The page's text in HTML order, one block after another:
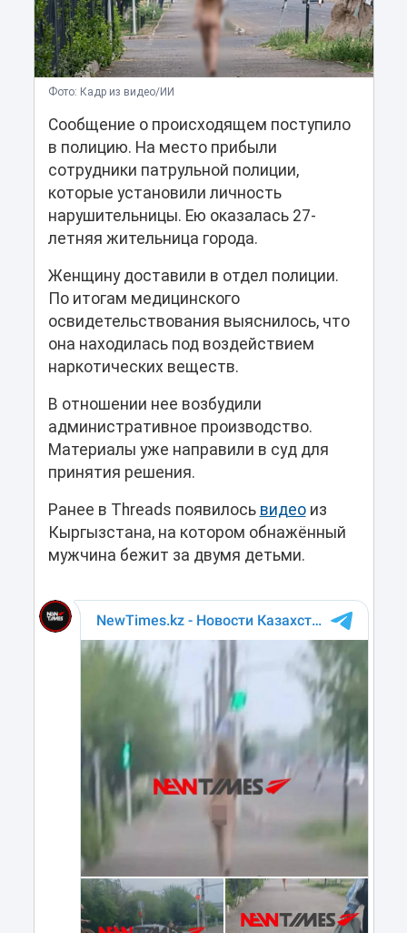
Фото: Кадр из видео/ИИ
Сообщение о происходящем поступило
в полицию. На место прибыли
сотрудники патрульной полиции,
которые установили личность
нарушительницы. Ею оказалась 27-
летняя жительница города.
Женщину доставили в отдел полиции.
По итогам медицинского
освидетельствования выяснилось, что
она находилась под воздействием
наркотических веществ.
В отношении нее возбудили
административное производство.
Материалы уже направили в суд для
принятия решения.
Ранее в Threads появилось видеоиз
Кыргызстана, на котором обнажённый
мужчина бежит за двумя детьми.